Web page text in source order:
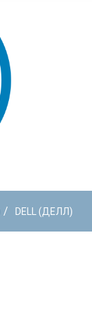
/ DELL (ДЕЛЛ)